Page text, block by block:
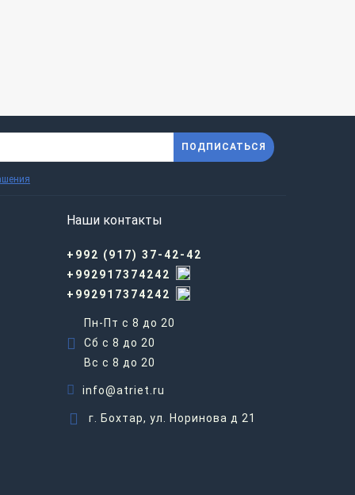
ПОДПИСАТЬСЯ
Наши контакты
+992 (917) 37-42-42
+992917374242
+992917374242
Пн-Пт с 8 до 20
Сб с 8 до 20
Вс c 8 до 20
info@atriet.ru
г. Бохтар, ул. Норинова д 21